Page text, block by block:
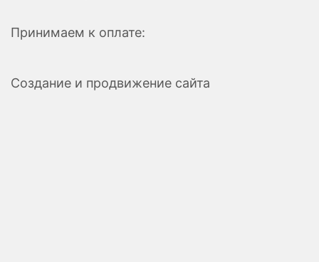
Принимаем к оплате:
Создание и продвижение сайта